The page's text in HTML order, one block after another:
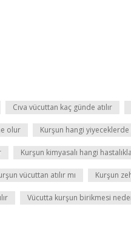
Cıva vücuttan kaç günde atılır
olur Kurşun hangi
Kurşun kimyasalı hangi
vücuttan atılır mı Kurşun
Vücutta kurşun birikmesi